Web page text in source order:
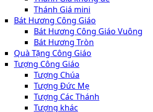
Thánh Giá mini
Bát Hương Công Giáo
Bát Hương Công Giáo Vuông
Bát Hương Tròn
Quà Tặng Công Giáo
Tượng Công Giáo
Tượng Chúa
Tượng Đức Mẹ
Tượng Các Thánh
Tượng khác